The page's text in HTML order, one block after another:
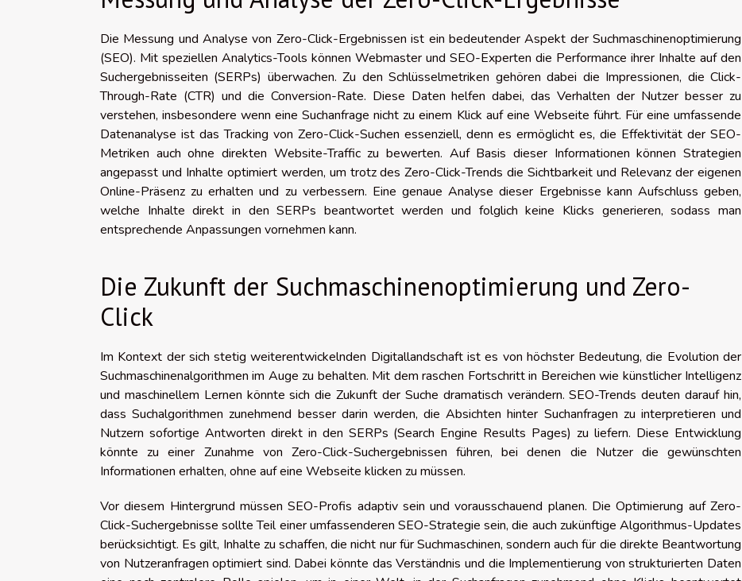
Die Messung und Analyse von Zero-Click-Ergebnissen ist ein bedeutender Aspekt der Suchmaschinenoptimierung
(SEO). Mit speziellen Analytics-Tools können Webmaster und SEO-Experten die Performance ihrer Inhalte auf den
Suchergebnisseiten (SERPs) überwachen. Zu den Schlüsselmetriken gehören dabei die Impressionen, die Click-
Through-Rate (CTR) und die Conversion-Rate. Diese Daten helfen dabei, das Verhalten der Nutzer besser zu
verstehen, insbesondere wenn eine Suchanfrage nicht zu einem Klick auf eine Webseite führt. Für eine umfassende
Datenanalyse ist das Tracking von Zero-Click-Suchen essenziell, denn es ermöglicht es, die Effektivität der SEO-
Metriken auch ohne direkten Website-Traffic zu bewerten. Auf Basis dieser Informationen können Strategien
angepasst und Inhalte optimiert werden, um trotz des Zero-Click-Trends die Sichtbarkeit und Relevanz der eigenen
Online-Präsenz zu erhalten und zu verbessern. Eine genaue Analyse dieser Ergebnisse kann Aufschluss geben,
welche Inhalte direkt in den SERPs beantwortet werden und folglich keine Klicks generieren, sodass man
entsprechende Anpassungen vornehmen kann.
Die Zukunft der Suchmaschinenoptimierung und Zero-
Click
Im Kontext der sich stetig weiterentwickelnden Digitallandschaft ist es von höchster Bedeutung, die Evolution der
Suchmaschinenalgorithmen im Auge zu behalten. Mit dem raschen Fortschritt in Bereichen wie künstlicher Intelligenz
und maschinellem Lernen könnte sich die Zukunft der Suche dramatisch verändern. SEO-Trends deuten darauf hin,
dass Suchalgorithmen zunehmend besser darin werden, die Absichten hinter Suchanfragen zu interpretieren und
Nutzern sofortige Antworten direkt in den SERPs (Search Engine Results Pages) zu liefern. Diese Entwicklung
könnte zu einer Zunahme von Zero-Click-Suchergebnissen führen, bei denen die Nutzer die gewünschten
Informationen erhalten, ohne auf eine Webseite klicken zu müssen.
Vor diesem Hintergrund müssen SEO-Profis adaptiv sein und vorausschauend planen. Die Optimierung auf Zero-
Click-Suchergebnisse sollte Teil einer umfassenderen SEO-Strategie sein, die auch zukünftige Algorithmus-Updates
berücksichtigt. Es gilt, Inhalte zu schaffen, die nicht nur für Suchmaschinen, sondern auch für die direkte Beantwortung
von Nutzeranfragen optimiert sind. Dabei könnte das Verständnis und die Implementierung von strukturierten Daten